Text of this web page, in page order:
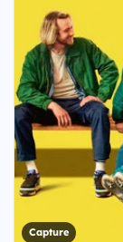
Capture